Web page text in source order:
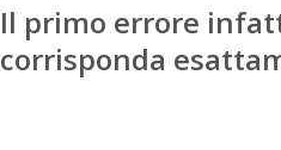
Il primo errore
corrisponda